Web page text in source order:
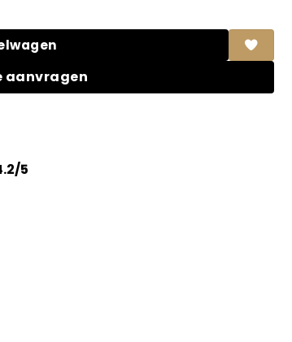
70% PEFC gecert. aantal
aanvragen
5